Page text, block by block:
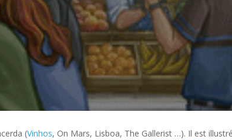
(Vinhos, On Mars, Lisboa, The Gallerist …). Il est